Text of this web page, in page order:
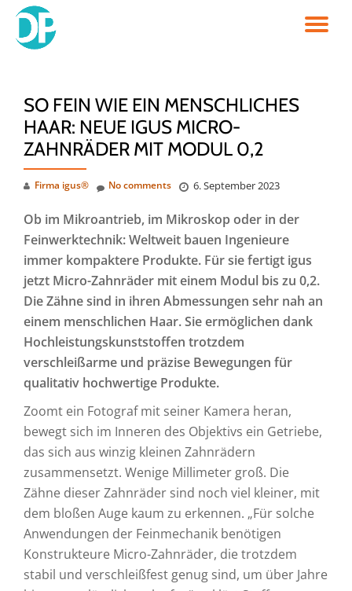
Skip
SO FEIN WIE EIN MENSCHLICHES
HAAR: NEUE IGUS MICRO-
ZAHNRÄDER MIT MODUL 0,2
Firma igus® 6. September 2023
No comments
Ob im Mikroantrieb, im Mikroskop oder in der
Feinwerktechnik: Weltweit bauen Ingenieure
immer kompaktere Produkte. Für sie fertigt igus
jetzt Micro-Zahnräder mit einem Modul bis zu 0,2.
Die Zähne sind in ihren Abmessungen sehr nah an
einem menschlichen Haar. Sie ermöglichen dank
Hochleistungskunststoffen trotzdem
verschleißarme und präzise Bewegungen für
qualitativ hochwertige Produkte.
Zoomt ein Fotograf mit seiner Kamera heran,
bewegt sich im Inneren des Objektivs ein Getriebe,
das sich aus winzig kleinen Zahnrädern
zusammensetzt. Wenige Millimeter groß. Die
Zähne dieser Zahnräder sind noch viel kleiner, mit
dem bloßen Auge kaum zu erkennen. „Für solche
Anwendungen der Feinmechanik benötigen
Konstrukteure Micro-Zahnräder, die trotzdem
stabil und verschleißfest genug sind, um über Jahre